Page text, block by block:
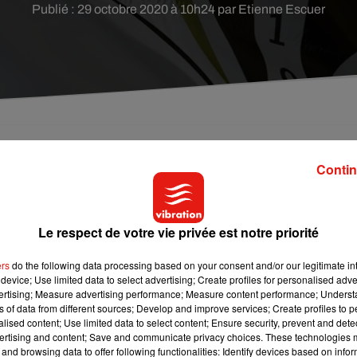
Publié : 29 octobre 2020 à 10h24 par Etienne Escuer
condamné ce jeudi à six mois de prison avec
ce jeudi de six mois de prison avec sursis. Il était visé par
sont deux de ses voisines. Le footballeur devra
euros d’amende et doit indemniser les victimes pour le
jours de suite à la même heure devant sa fenêtre, ce qui lui a
de son domicile après le confinement », a réagi Sophie
Le respect de votre vie privée est notre priorité
do the following data processing based on your consent and/or our legitimate
Use limited data to select advertising; Create profiles for personalised
Measure advertising performance; Measure content performance;
of data from different sources; Develop and improve services; Create profiles to
content; Use limited data to select content; Ensure security, prevent and
and content; Save and communicate privacy choices. These technologies
browsing data to offer following functionalities: Identify devices based on